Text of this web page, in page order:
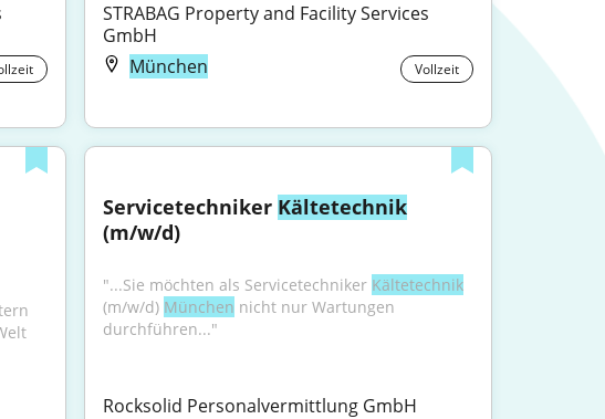
STRABAG Property and Facility Services
GmbH
München
Vollzeit
Servicetechniker Kältetechnik
(m/w/d)
"...Sie möchten als Servicetechniker Kältetechnik
(m/w/d) München nicht nur Wartungen
durchführen..."
Rocksolid Personalvermittlung GmbH